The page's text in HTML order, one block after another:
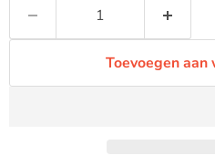
Toevoegen